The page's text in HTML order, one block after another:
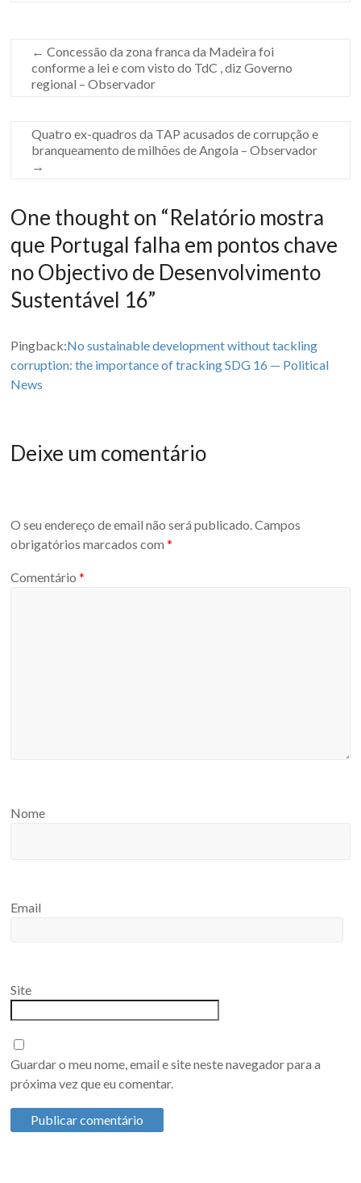
desenvolvimento
sustentável
ods16
relatório
← Concessão da zona franca da Madeira foi
conforme a lei e com visto do TdC , diz Governo
regional – Observador
Quatro ex-quadros da TAP acusados de corrupção e
branqueamento de milhões de Angola – Observador
→
One thought on “Relatório mostra
que Portugal falha em pontos chave
no Objectivo de Desenvolvimento
Sustentável 16”
Pingback:No sustainable development without tackling
corruption: the importance of tracking SDG 16 — Political
News
Deixe um comentário
O seu endereço de email não será publicado. Campos
obrigatórios marcados com*
Comentário*
Nome
Email
Site
Guardar o meu nome, email e site neste navegador para a
próxima vez que eu comentar.